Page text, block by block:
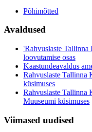
Põhimõtted
Avaldused
'Rahvuslaste
loovutamise osas
Kaastundeavaldus
Rahvuslaste Tallinna
küsimuses
Rahvuslaste Tallinna
Muuseumi küsimuses
Viimased uudised